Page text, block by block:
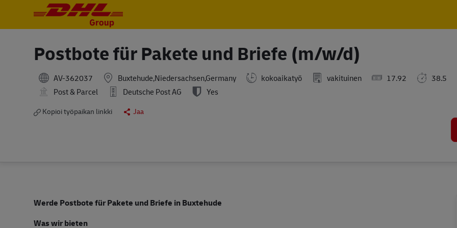
Postbote für Pakete und Briefe (m/w/d)
AV-362037 Buxtehude,Niedersachsen,Germany kokoaikatyö vakituinen 17.92
38.5
Post & Parcel
Deutsche Post AG Yes
Kopioi työpaikan linkki
Jaa
Werde Postbote für Pakete und Briefe in Buxtehude
Was wir bieten